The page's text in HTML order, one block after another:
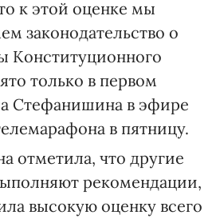
к этой оценке мы
законодательство о
Конституционного
только в первом
Стефанишина в эфире
в пятницу.
отметила, что другие
рекомендации,
высокую оценку всего